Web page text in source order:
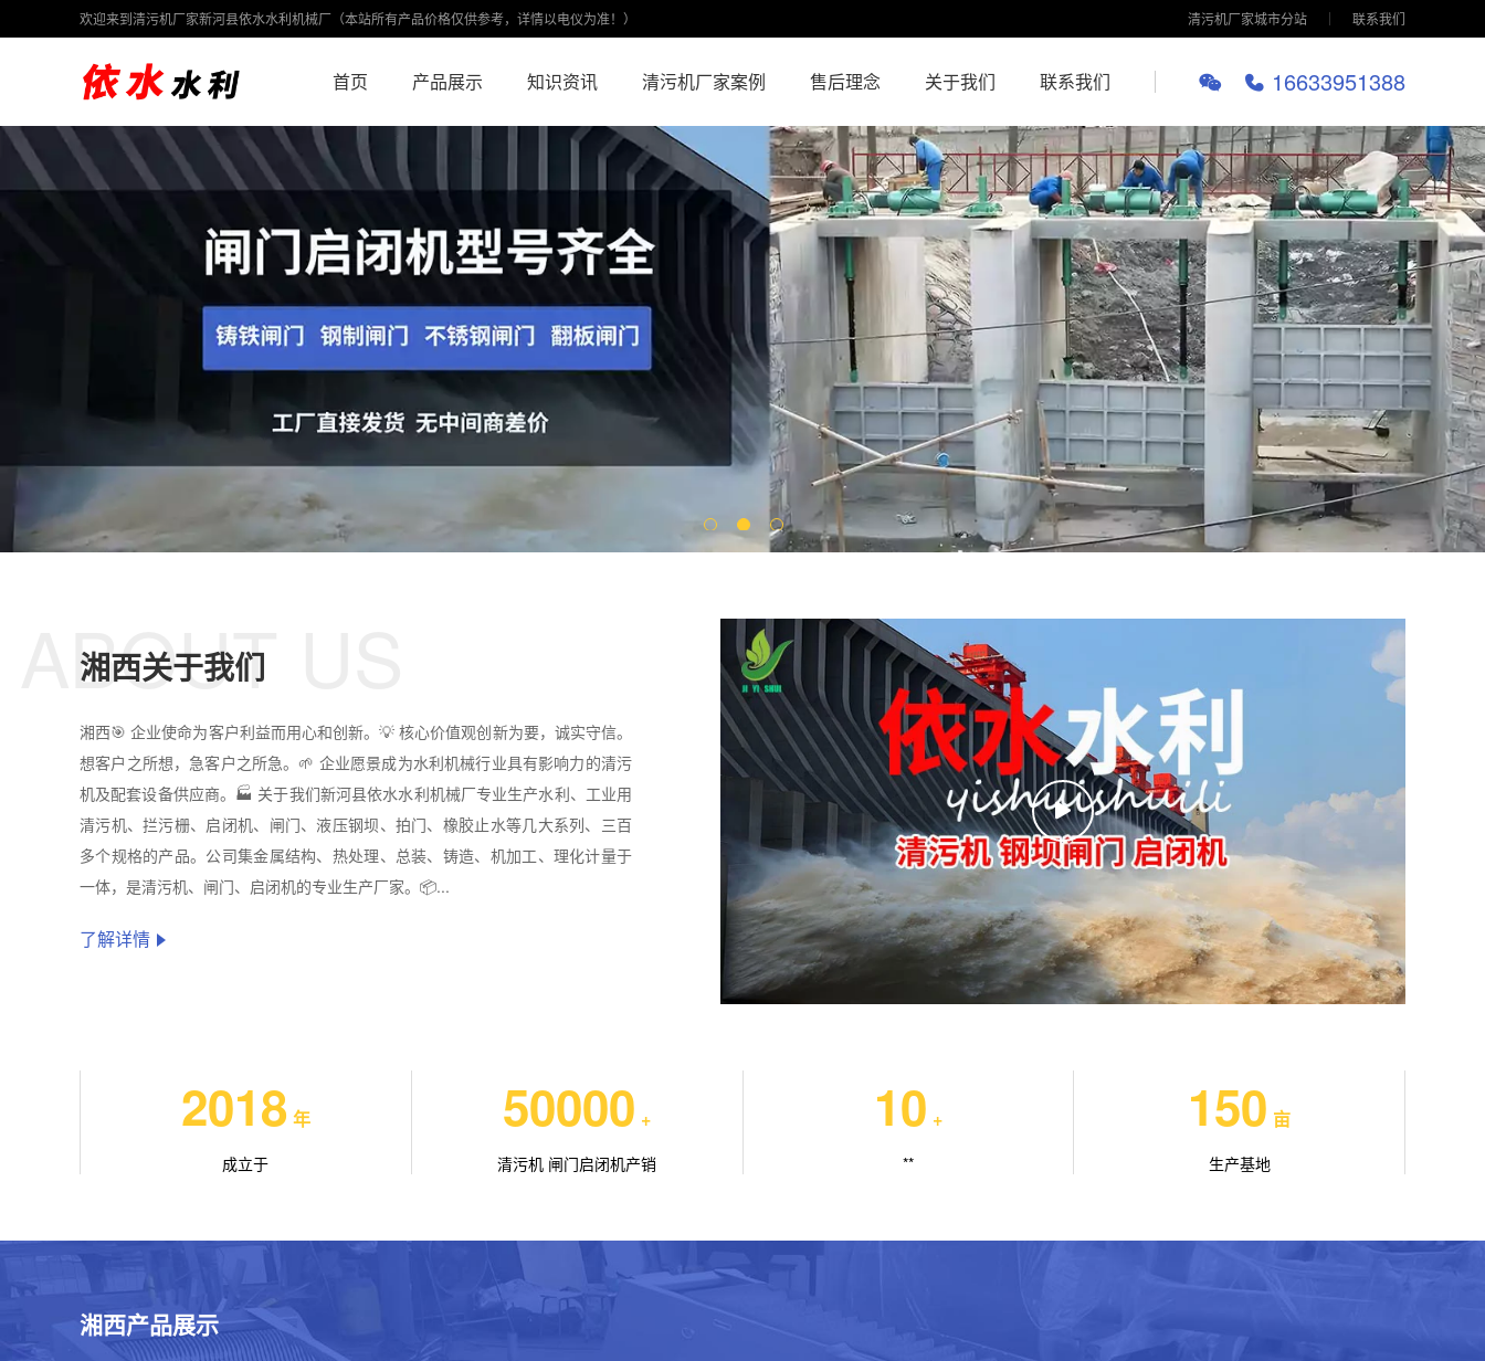
欢迎来到清污机厂家新河县依水水利机械厂（本站所有产品价格仅供参考，详情以电仪为准！） 清污机厂家城市分站 联系我们
16633951388
首页 产品展示 知识资讯 清污机厂家案例 售后理念 关于我们 联系我们
湘西关于我们
ABOUT US
湘西🎯 企业使命为客户利益而用心和创新。💡 核心价值观创新为要，诚实守信。
想客户之所想，急客户之所急。🌱 企业愿景成为水利机械行业具有影响力的清污
机及配套设备供应商。🏭 关于我们新河县依水水利机械厂专业生产水利、工业用
清污机、拦污栅、启闭机、闸门、液压钢坝、拍门、橡胶止水等几大系列、三百
多个规格的产品。公司集金属结构、热处理、总装、铸造、机加工、理化计量于
一体，是清污机、闸门、启闭机的专业生产厂家。📦...
了解详情
2018 年
成立于
50000 +
清污机 闸门启闭机产销
10 +
**
150 亩
生产基地
湘西产品展示